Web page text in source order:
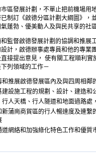
區發展計劃，不單止把前機場用
制訂《啟德分區計劃大綱圖》，
蓬勃、優美動人及與民共享的社
監督啟德發展計劃的協調和推展
計，啟德辦事處專員和他的專業
接提出意見， 使有關工程順利
列領域的工作－
推展啟德發展區內及與四周相鄰
設施工程的規劃、設計、建造和
人天橋、行人隧道和地面過路
蒲崗商貿區的行人暢達度及連
網絡和加強綠化特色工作和優